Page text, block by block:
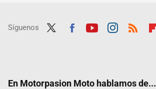
Síguenos
En Motorpasion Moto hablamos de...